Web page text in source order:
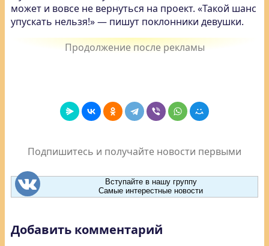
может и вовсе не вернуться на проект. «Такой шанс
упускать нельзя!» — пишут поклонники девушки.
Подпишитесь и получайте новости первыми
Вступайте в нашу группу
Самые интерестные новости
Добавить комментарий